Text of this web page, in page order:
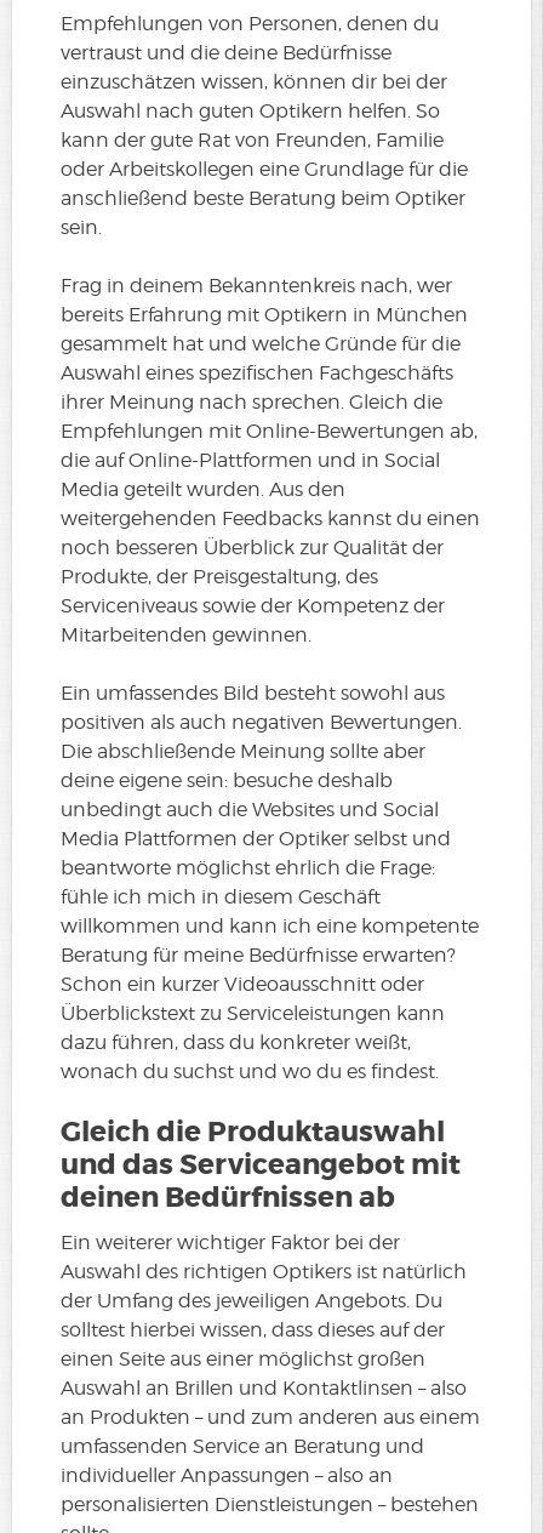
Empfehlungen von Personen, denen du
vertraust und die deine Bedürfnisse
einzuschätzen wissen, können dir bei der
Auswahl nach guten Optikern helfen. So
kann der gute Rat von Freunden, Familie
oder Arbeitskollegen eine Grundlage für die
anschließend beste Beratung beim Optiker
sein.
Frag in deinem Bekanntenkreis nach, wer
bereits Erfahrung mit Optikern in München
gesammelt hat und welche Gründe für die
Auswahl eines spezifischen Fachgeschäfts
ihrer Meinung nach sprechen. Gleich die
Empfehlungen mit Online-Bewertungen ab,
die auf Online-Plattformen und in Social
Media geteilt wurden. Aus den
weitergehenden Feedbacks kannst du einen
noch besseren Überblick zur Qualität der
Produkte, der Preisgestaltung, des
Serviceniveaus sowie der Kompetenz der
Mitarbeitenden gewinnen.
Ein umfassendes Bild besteht sowohl aus
positiven als auch negativen Bewertungen.
Die abschließende Meinung sollte aber
deine eigene sein: besuche deshalb
unbedingt auch die Websites und Social
Media Plattformen der Optiker selbst und
beantworte möglichst ehrlich die Frage:
fühle ich mich in diesem Geschäft
willkommen und kann ich eine kompetente
Beratung für meine Bedürfnisse erwarten?
Schon ein kurzer Videoausschnitt oder
Überblickstext zu Serviceleistungen kann
dazu führen, dass du konkreter weißt,
wonach du suchst und wo du es findest.
Gleich die Produktauswahl
und das Serviceangebot mit
deinen Bedürfnissen ab
Ein weiterer wichtiger Faktor bei der
Auswahl des richtigen Optikers ist natürlich
der Umfang des jeweiligen Angebots. Du
solltest hierbei wissen, dass dieses auf der
einen Seite aus einer möglichst großen
Auswahl an Brillen und Kontaktlinsen – also
an Produkten – und zum anderen aus einem
umfassenden Service an Beratung und
individueller Anpassungen – also an
personalisierten Dienstleistungen – bestehen